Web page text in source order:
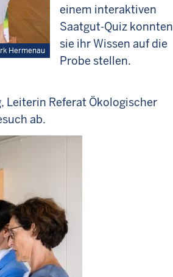
Hermenau
einem interaktiven
Saatgut-Quiz konnten
sie ihr Wissen auf die
Probe stellen.
Leiterin Referat Ökologischer
ab.